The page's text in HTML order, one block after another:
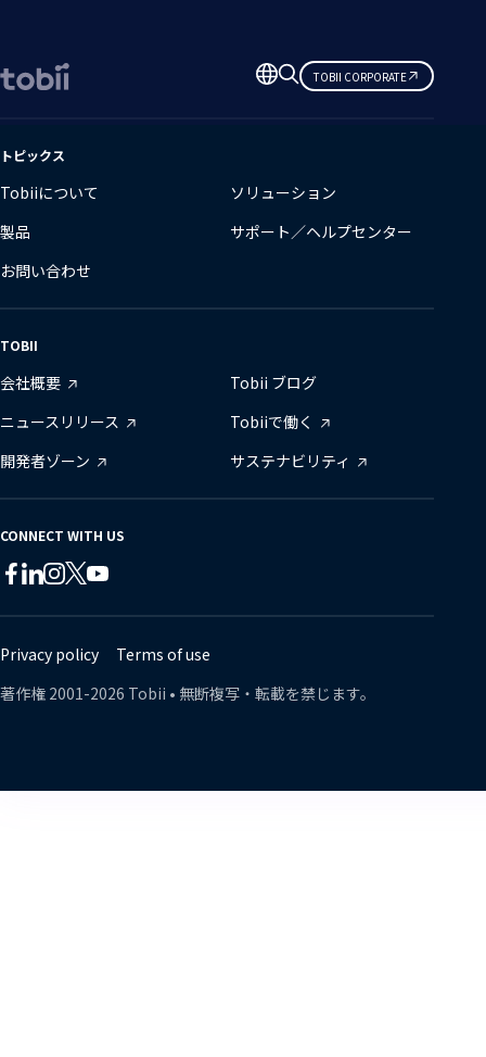
言
語
更
TOBII CORPORATE
トピックス
Tobiiについて
ソリューション
製品
サポート／ヘルプセンター
お問い合わせ
TOBII
会社概要
Tobii ブログ
ニュースリリース
Tobiiで働く
開発者ゾーン
サステナビリティ
CONNECT WITH US
Tobii
Facebook
Tobii
Linkedin
Tobii
Instagram
Tobii
Twitter
Tobii
Youtube
Tobii
Lin
Privacy policy
Terms of use
著作権 2001-2026 Tobii • 無断複写・転載を禁じます。